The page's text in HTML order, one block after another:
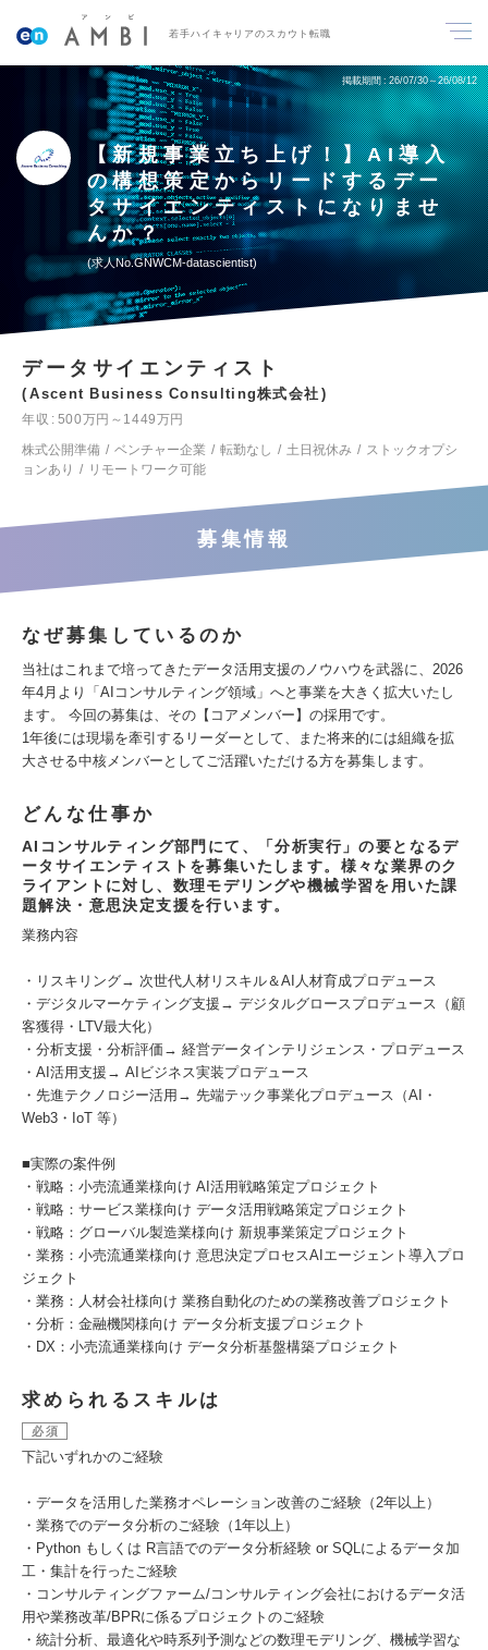
若手ハイキャリアのスカウト転職
掲載期間 26/07/30～26/08/12
【新規事業立ち上げ！】AI導入
の構想策定からリードするデー
タサイエンティストになりませ
んか？
求人No.GNWCM-datascientist
データサイエンティスト
Ascent Business Consulting株式会社
年収
500万円～1449万円
株式公開準備
ベンチャー企業 転勤なし 土日祝休み
ストックオプシ
ョンあり
リモートワーク可能
募集情報
なぜ募集しているのか
当社はこれまで培ってきたデータ活用支援のノウハウを武器に、2026
年4月より「AIコンサルティング領域」へと事業を大きく拡大いたし
ます。 今回の募集は、その【コアメンバー】の採用です。
1年後には現場を牽引するリーダーとして、また将来的には組織を拡
大させる中核メンバーとしてご活躍いただける方を募集します。
どんな仕事か
AIコンサルティング部門にて、「分析実行」の要となるデ
ータサイエンティストを募集いたします。様々な業界のク
ライアントに対し、数理モデリングや機械学習を用いた課
題解決・意思決定支援を行います。
業務内容
・リスキリング→ 次世代人材リスキル＆AI人材育成プロデュース
・デジタルマーケティング支援→ デジタルグロースプロデュース（顧
客獲得・LTV最大化）
・分析支援・分析評価→ 経営データインテリジェンス・プロデュース
・AI活用支援→ AIビジネス実装プロデュース
・先進テクノロジー活用→ 先端テック事業化プロデュース（AI・
Web3・IoT 等）
■実際の案件例
・戦略：小売流通業様向け AI活用戦略策定プロジェクト
・戦略：サービス業様向け データ活用戦略策定プロジェクト
・戦略：グローバル製造業様向け 新規事業策定プロジェクト
・業務：小売流通業様向け 意思決定プロセスAIエージェント導入プロ
ジェクト
・業務：人材会社様向け 業務自動化のための業務改善プロジェクト
・分析：金融機関様向け データ分析支援プロジェクト
・DX：小売流通業様向け データ分析基盤構築プロジェクト
求められるスキルは
必須
下記いずれかのご経験
・データを活用した業務オペレーション改善のご経験（2年以上）
・業務でのデータ分析のご経験（1年以上）
・Python もしくは R言語でのデータ分析経験 or SQLによるデータ加
工・集計を行ったご経験
・コンサルティングファーム/コンサルティング会社におけるデータ活
用や業務改革/BPRに係るプロジェクトのご経験
・統計分析、最適化や時系列予測などの数理モデリング、機械学習な